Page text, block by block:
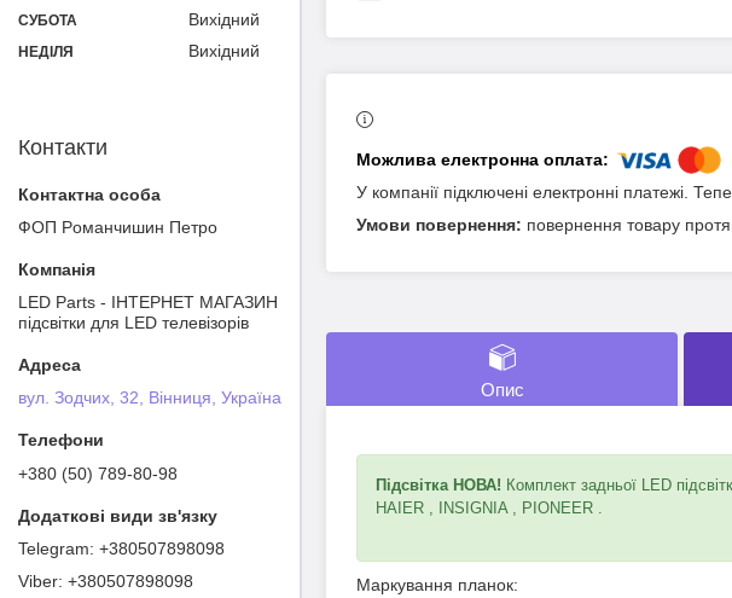
У компанії підключені електронні платежі.
повернення товару
Опис
Підсвітка НОВА! Комплект задньої LED
HAIER , INSIGNIA , PIONEER .
Маркування планок:
СУБОТА Вихідний
НЕДІЛЯ Вихідний
Контакти
ФОП Poмaнчишин Пeтрo
LED Parts - ІНТЕРНЕТ МАГАЗИН
підсвітки для LED телевізорів
вул. Зодчих, 32, Вінниця, Україна
+380 (50) 789-80-98
+380507898098
+380507898098